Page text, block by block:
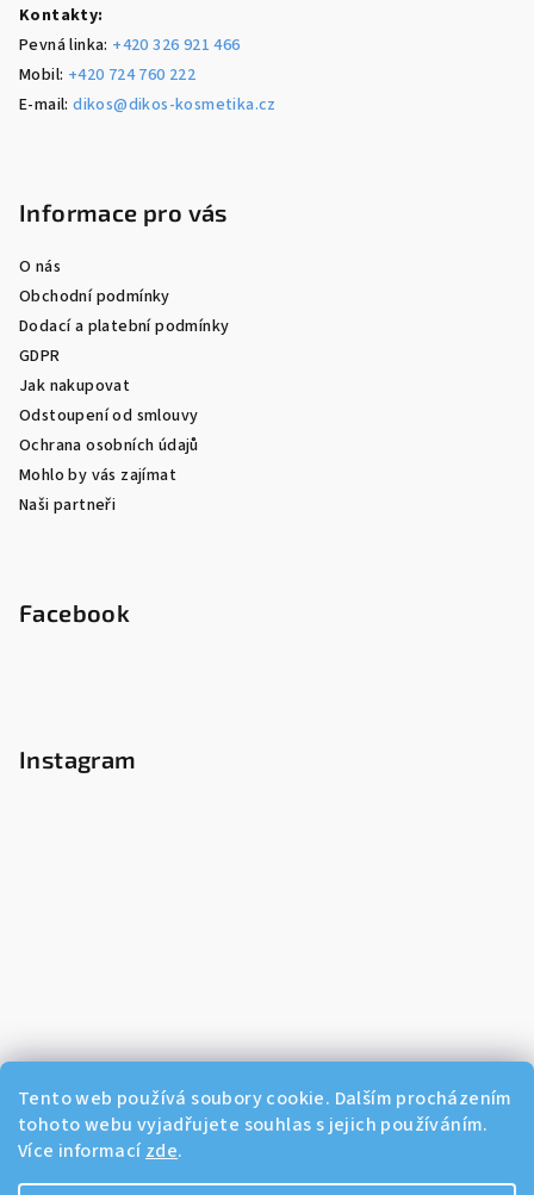
Tento web používá soubory cookie. Dalším procházením
tohoto webu vyjadřujete souhlas s jejich používáním.
Více informací zde.
Kontakty:
Pevná linka: +420 326 921 466
Mobil: +420 724 760 222
E-mail:dikos@dikos-kosmetika.cz
Informace pro vás
O nás
Obchodní podmínky
Dodací a platební podmínky
GDPR
Jak nakupovat
Odstoupení od smlouvy
Ochrana osobních údajů
Mohlo by vás zajímat
Naši partneři
Facebook
Instagram